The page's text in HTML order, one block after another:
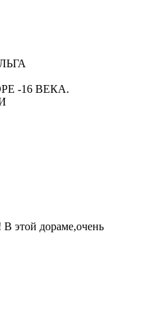
-16 ВЕКА.
дораме,очень